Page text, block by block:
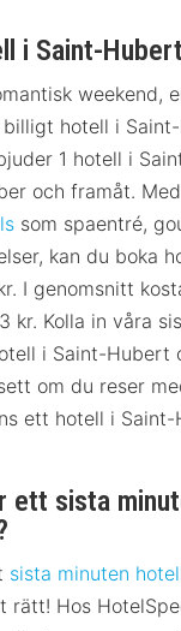
i Saint-Hubert
weekend,
hotell i
1 hotell i
och framåt.
som spaentré,
kan du boka
I genomsnitt
kr. Kolla in våra
i Saint-Hubert
om du reser
ett hotell i Saint-
ett sista
sista minuten
rätt! Hos